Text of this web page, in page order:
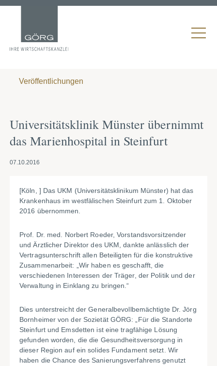
Veröffentlichungen
Universitätsklinik Münster übernimmt
das Marienhospital in Steinfurt
07.10.2016
[Köln, ] Das UKM (Universitätsklinikum Münster) hat das
Krankenhaus im westfälischen Steinfurt zum 1. Oktober
2016 übernommen.
Prof. Dr. med. Norbert Roeder, Vorstandsvorsitzender
und Ärztlicher Direktor des UKM, dankte anlässlich der
Vertragsunterschrift allen Beteiligten für die konstruktive
Zusammenarbeit: „Wir haben es geschafft, die
verschiedenen Interessen der Träger, der Politik und der
Verwaltung in Einklang zu bringen.“
Dies unterstreicht der Generalbevollbemächtigte Dr. Jörg
Bornheimer von der Sozietät GÖRG: „Für die Standorte
Steinfurt und Emsdetten ist eine tragfähige Lösung
gefunden worden, die die Gesundheitsversorgung in
dieser Region auf ein solides Fundament setzt. Wir
haben die Chance des Sanierungsverfahrens genutzt